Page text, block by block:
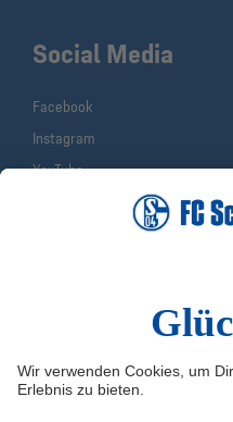
Service & Kontakt
Social Media
Facebook
Instagram
YouTube